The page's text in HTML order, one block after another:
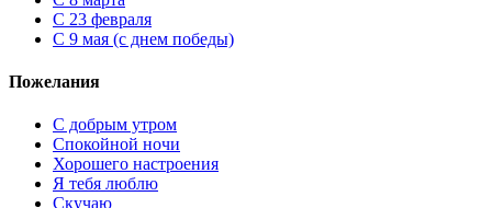
С 23 февраля
С 9 мая (с днем победы)
Пожелания
С добрым утром
Спокойной ночи
Хорошего настроения
Я тебя люблю
Скучаю